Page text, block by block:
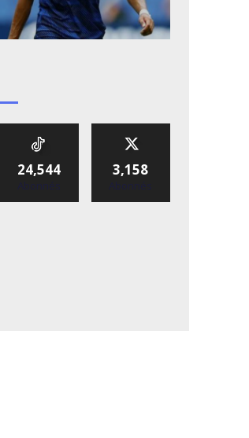
24,544
Abonnés
3,158
Abonnés